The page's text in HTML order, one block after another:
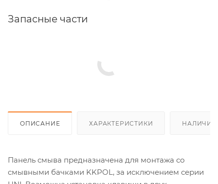
Запасные части
ОПИСАНИЕ ХАРАКТЕРИСТИКИ НАЛИЧИЕ
Панель смыва предназначена для монтажа со
смывными бачками KKPOL, за исключением серии